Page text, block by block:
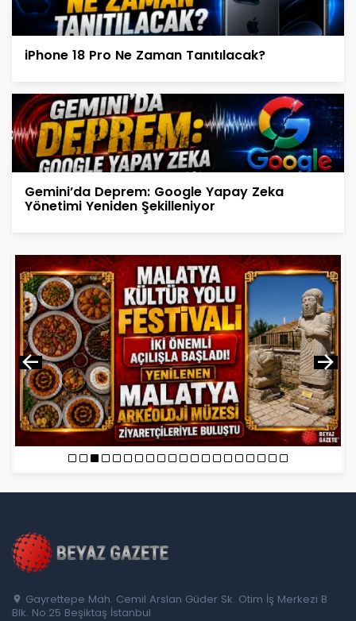
iPhone 18 Pro Ne Zaman Tanıtılacak?
Gemini’da Deprem: Google Yapay Zeka
Yönetimi Yeniden Şekilleniyor
Gayrettepe Mah. Cemil Arslan Güder Sk. Otim İş Merkezi B
Blk. No:25 Beşiktaş İstanbul